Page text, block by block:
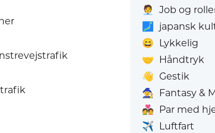
🧑‍💼
Job og
🗾
japansk
😄 Lykkelig
🤝 Håndtryk
👋 Gestik
🧙 Fantasy &
💑 Par med
✈️ Luftfart